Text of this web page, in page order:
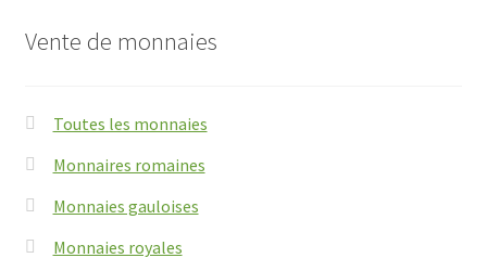
Vente de monnaies
Toutes les monnaies
Monnaires romaines
Monnaies gauloises
Monnaies royales